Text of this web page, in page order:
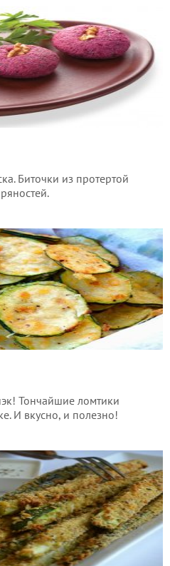
Биточки из протертой
Тончайшие ломтики
И вкусно, и полезно!